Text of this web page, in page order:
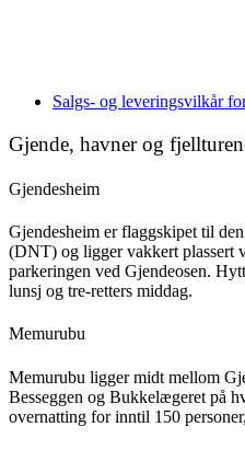
Salgs- og leveringsvilkår
Gjende, havner og
Gjendesheim
Gjendesheim er flaggskipet til
(DNT) og ligger vakkert plassert
parkeringen ved Gjendeosen.
lunsj og tre-retters middag.
Memurubu
Memurubu ligger midt mellom
Besseggen og Bukkelægeret på
overnatting for inntil 150